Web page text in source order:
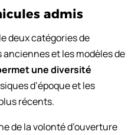
admis
deux catégories de
et les modèles de
une diversité
d’époque et les
récents.
de la volonté d’ouverture